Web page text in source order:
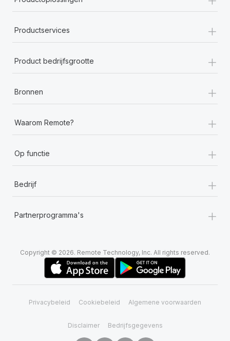
Productservices +
Product bedrijfsgrootte +
Bronnen +
Waarom Remote? +
Op functie +
Bedrijf +
Partnerprogramma's +
Copyright © 2026. Remote Technology, Inc. All rights reserved.
Privacybeleid Cookiebeleid Algemene voorwaarden
Disclaimer Bedrijfsgegevens